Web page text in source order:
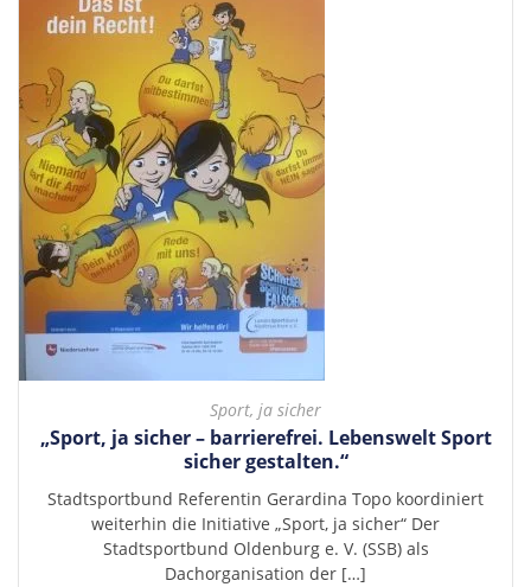
Sport, ja sicher
„Sport, ja sicher – barrierefrei. Lebenswelt Sport
sicher gestalten.“
Stadtsportbund Referentin Gerardina Topo koordiniert
weiterhin die Initiative „Sport, ja sicher“ Der
Stadtsportbund Oldenburg e. V. (SSB) als
Dachorganisation der […]